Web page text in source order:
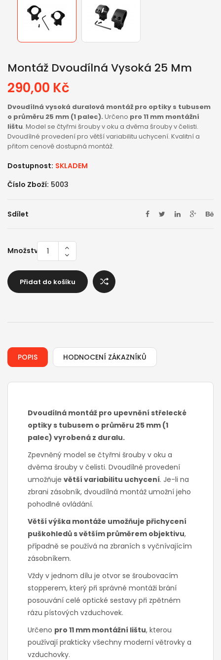
Montáž Dvoudílná Vysoká 25 Mm
290,00 Kč
Dvoudílná vysoká duralová montáž pro optiky s tubusem
o průměru 25 mm (1 palec). Určeno pro 11 mm montážní
lištu. Model se čtyřmi šrouby v oku a dvěma šrouby v čelisti.
Dvoudílné provedení pro větší variabilitu uchycení. Kvalitní a
přitom cenově dostupná montáž.
Dostupnost: SKLADEM
Číslo Zboží: 5003
Sdílet
Množství
Přidat do košíku
POPIS HODNOCENÍ ZÁKAZNÍKŮ
Dvoudílná montáž pro upevnění střelecké
optiky s tubusem o průměru 25 mm (1
palec) vyrobená z duralu.
Zpevněný model se čtyřmi šrouby v oku a
dvěma šrouby v čelisti. Dvoudílné provedení
umožňuje větší variabilitu uchycení. Je-li na
zbrani zásobník, dvoudílná montáž umožní jeho
pohodlné ovládání.
Větší výška montáže umožňuje přichycení
puškohledů s větším průměrem objektivu,
případně se používá na zbraních s vyčnívajícím
zásobníkem.
Vždy v jednom dílu je otvor se šroubovacím
stopperem, který při správné montáži brání
posouvání celé optické sestavy při zpětném
rázu pístových vzduchovek.
Určeno pro 11 mm montážní lištu, kterou
používají prakticky všechny moderní větrovky a
vzduchovky.